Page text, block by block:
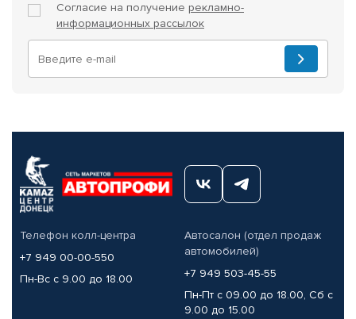
Согласие на получение рекламно-
информационных рассылок
Телефон колл-центра
+7 949 00-00-550
Пн-Вс с 9.00 до 18.00
Автосалон (отдел продаж
автомобилей)
+7 949 503-45-55
Пн-Пт с 09.00 до 18.00, Сб с
9.00 до 15.00